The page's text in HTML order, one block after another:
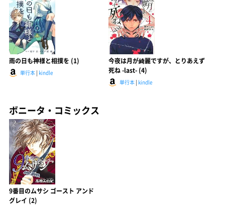
雨の日も神様と相撲を (1)
単行本 | kindle
今夜は月が綺麗ですが、とりあえず
死ね -last- (4)
単行本| kindle
ボニータ・コミックス
9番目のムサシ ゴースト アンド
グレイ (2)